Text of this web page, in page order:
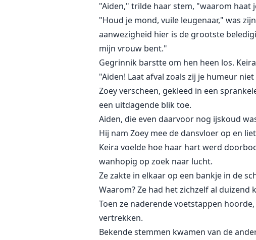
"Aiden," trilde haar stem, "waarom haat
"Houd je mond, vuile leugenaar," was
aanwezigheid hier is de grootste
mijn vrouw bent."
Gegrinnik barstte om hen heen los.
"Aiden! Laat afval zoals zij je humeur
Zoey verscheen, gekleed in een
een uitdagende blik toe.
Aiden, die even daarvoor nog ijskoud
Hij nam Zoey mee de dansvloer op en
Keira voelde hoe haar hart werd
wanhopig op zoek naar lucht.
Ze zakte in elkaar op een bankje in de
Waarom? Ze had het zichzelf al
Toen ze naderende voetstappen
vertrekken.
Bekende stemmen kwamen van de